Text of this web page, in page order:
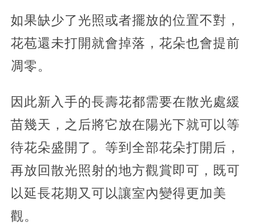
如果缺少了光照或者擺放的位置不對，
花苞還未打開就會掉落，花朵也會提前
凋零。
因此新入手的長壽花都需要在散光處緩
苗幾天，之后將它放在陽光下就可以等
待花朵盛開了。等到全部花朵打開后，
再放回散光照射的地方觀賞即可，既可
以延長花期又可以讓室內變得更加美
觀。